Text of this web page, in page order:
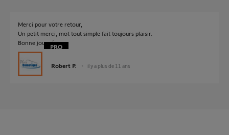
Merci pour votre retour,
Un petit merci, mot tout simple fait toujours plaisir.
Bonne journée
Robert P. il y a plus de 11 ans